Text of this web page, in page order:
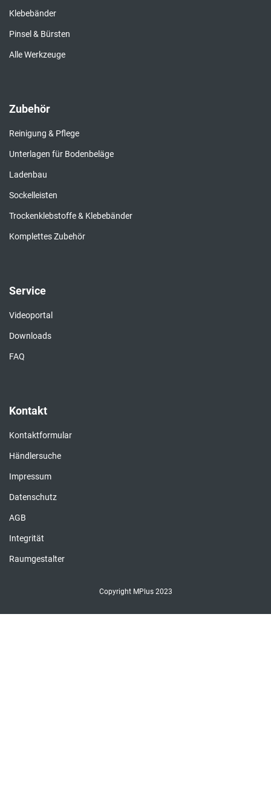
Klebebänder
Pinsel & Bürsten
Alle Werkzeuge
Zubehör
Reinigung & Pflege
Unterlagen für Bodenbeläge
Ladenbau
Sockelleisten
Trockenklebstoffe & Klebebänder
Komplettes Zubehör
Service
Videoportal
Downloads
FAQ
Kontakt
Kontaktformular
Händlersuche
Impressum
Datenschutz
AGB
Integrität
Raumgestalter
Copyright MPlus 2023